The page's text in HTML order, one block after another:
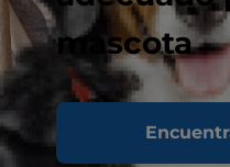
mascota